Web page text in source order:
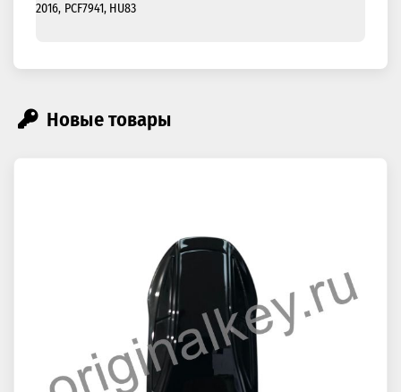
2016, PCF7941, HU83
Новые товары